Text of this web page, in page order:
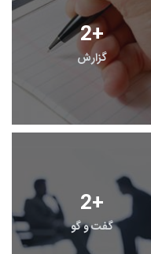
2+
گزارش
2+
گفت و گو